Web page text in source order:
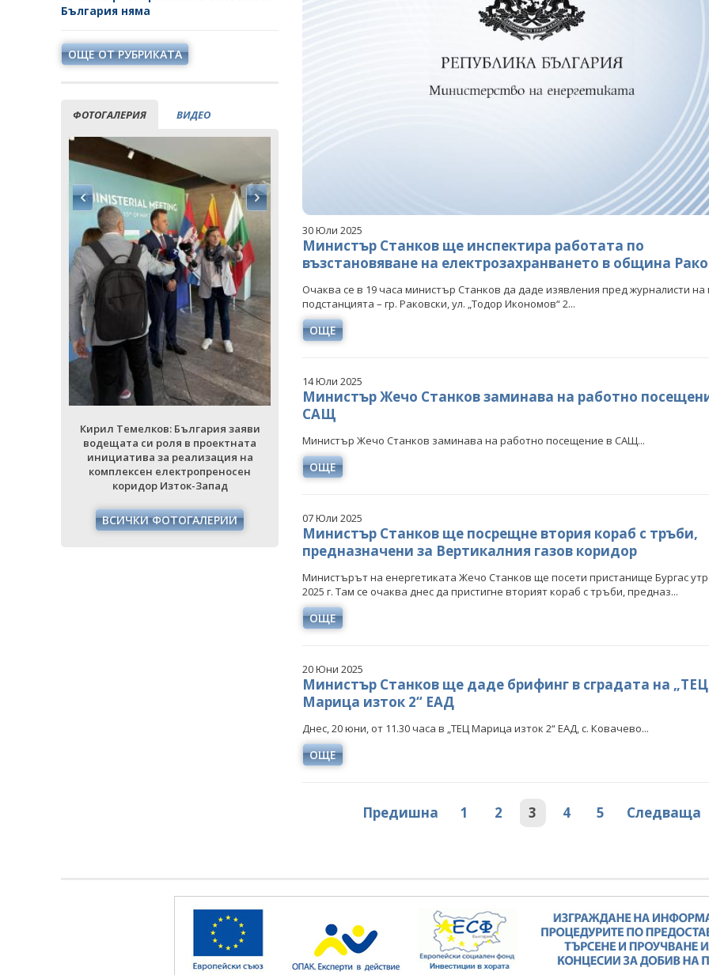
България няма
ОЩЕ ОТ РУБРИКАТА
ФОТОГАЛЕРИЯ ВИДЕО
Кирил Темелков: България заяви
водещата си роля в проектната
инициатива за реализация на
комплексен електропреносен
коридор Изток-Запад
ВСИЧКИ ФОТОГАЛЕРИИ
Кирил Темелков: България заяви
водещата си роля в проектната
инициатива за реализация на
ВСИЧКИ ФОТОГАЛЕРИИ
Кирил Темелков: България заяви
ВСИЧКИ ФОТОГАЛЕРИИ
30 Юли 2025
Министър Станков ще инспектира работата по
възстановяване на електрозахранването в община
Очаква се в 19 часа министър Станков да даде изявления пред журналисти на
подстанцията – гр. Раковски, ул. „Тодор Икономов“ 2...
ОЩЕ
14 Юли 2025
Министър Жечо Станков заминава на работно
САЩ
Министър Жечо Станков заминава на работно посещение в САЩ...
ОЩЕ
07 Юли 2025
Министър Станков ще посрещне втория кораб с тръби,
предназначени за Вертикалния газов коридор
Министърът на енергетиката Жечо Станков ще посети пристанище Бургас
2025 г. Там се очаква днес да пристигне вторият кораб с тръби, предназ...
ОЩЕ
20 Юни 2025
Министър Станков ще даде брифинг в сградата на „ТЕЦ
Марица изток 2“ ЕАД
Днес, 20 юни, от 11.30 часа в „ТЕЦ Марица изток 2“ ЕАД, с. Ковачево...
ОЩЕ
Предишна 1 2 3 4 5 Следваща